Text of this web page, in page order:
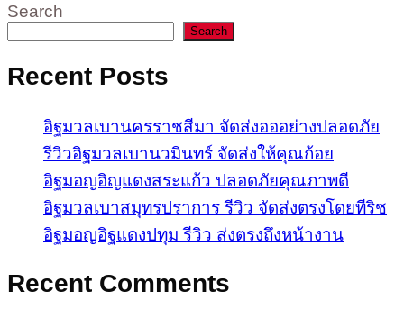
Search
Search
Recent Posts
อิฐมวลเบานครราชสีมา จัดส่งอออย่างปลอดภัย
รีวิวอิฐมวลเบานวมินทร์ จัดส่งให้คุณก้อย
อิฐมอญอิญแดงสระแก้ว ปลอดภัยคุณภาพดี
อิฐมวลเบาสมุทรปราการ รีวิว จัดส่งตรงโดยทีริช
อิฐมอญอิฐแดงปทุม รีวิว ส่งตรงถึงหน้างาน
Recent Comments